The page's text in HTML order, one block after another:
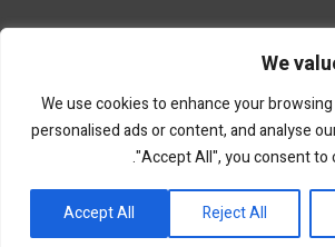
We
We use cookies to enhance your
personalised ads or content, and analyse
"Accept All", you consent to
Reject All
Accept Allהשקעות וחדשנות